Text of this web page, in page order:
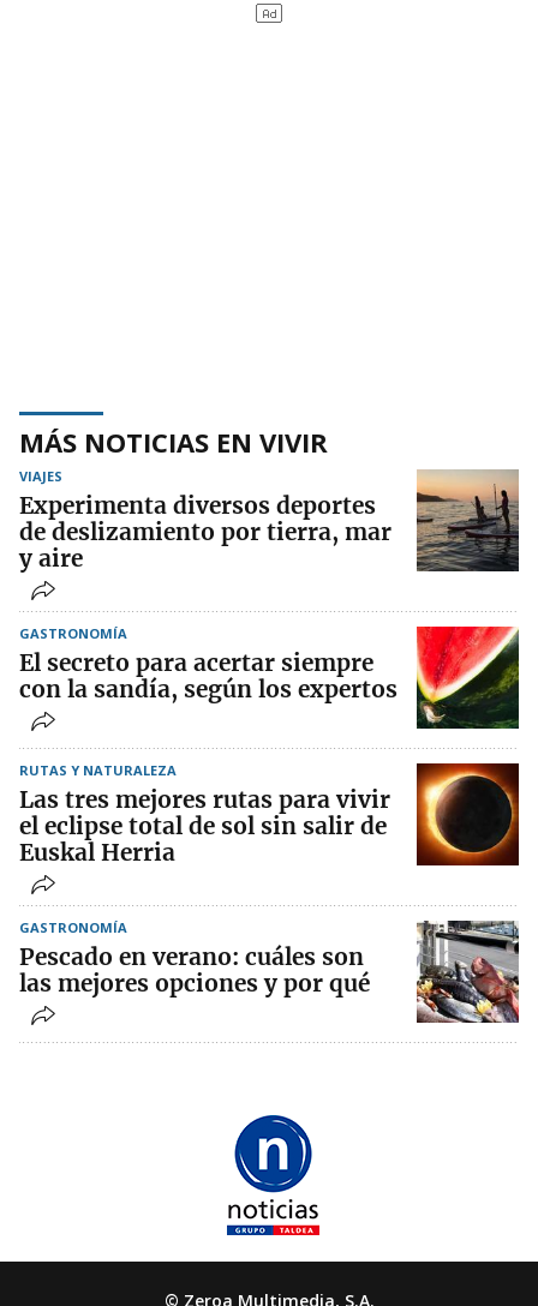
MÁS NOTICIAS EN VIVIR
VIAJES
Experimenta diversos deportes
de deslizamiento por tierra, mar
y aire
GASTRONOMÍA
El secreto para acertar siempre
con la sandía, según los expertos
RUTAS Y NATURALEZA
Las tres mejores rutas para vivir
el eclipse total de sol sin salir de
Euskal Herria
GASTRONOMÍA
Pescado en verano: cuáles son
las mejores opciones y por qué
© Zeroa Multimedia, S.A.